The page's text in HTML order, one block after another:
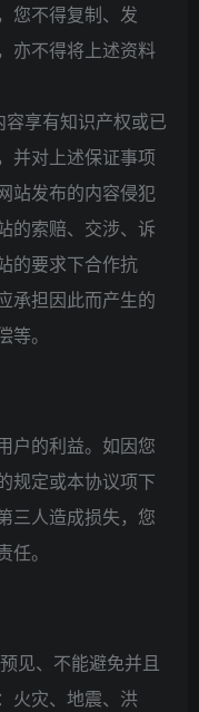
您不得复制、发
亦不得将上述资料
享有知识产权或已
并对上述保证事项
站发布的内容侵犯
的索赔、交涉、诉
的要求下合作抗
承担因此而产生的
。
户的利益。如因您
规定或本协议项下
三人造成损失，您
。
见、不能避免并且
火灾、地震、洪